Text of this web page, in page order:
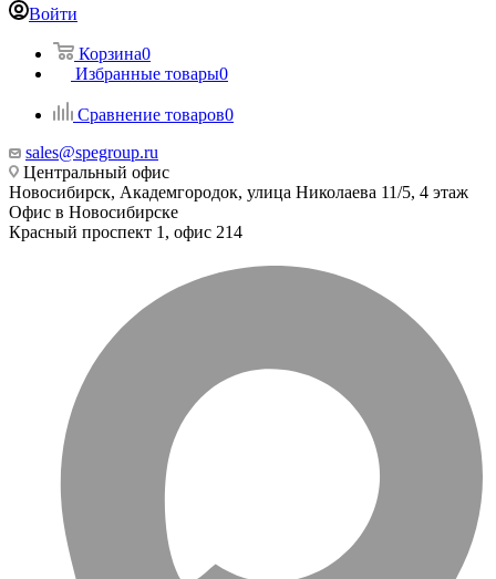
Войти
Корзина0
Избранные товары0
Сравнение товаров0
sales@spegroup.ru
Центральный офис
Новосибирск, Академгородок, улица Николаева 11/5, 4 этаж
Офис в Новосибирске
Красный проспект 1, офис 214